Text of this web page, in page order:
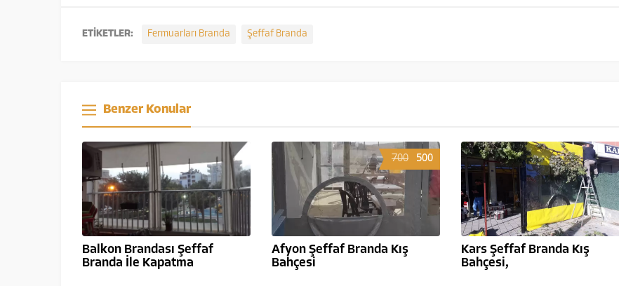
ETİKETLER: Fermuarları Branda Şeffaf Branda
Benzer Konular
Balkon Brandası Şeffaf
Branda İle Kapatma
700 500
Afyon Şeffaf Branda Kış
Bahçesi
Kars Şeffaf Branda Kış
Bahçesi,